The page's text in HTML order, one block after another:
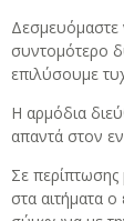
Δεσμευόμαστε
συντομότερο
επιλύσουμε
Η αρμόδια
απαντά στον
Σε περίπτωσης
στα αιτήματα